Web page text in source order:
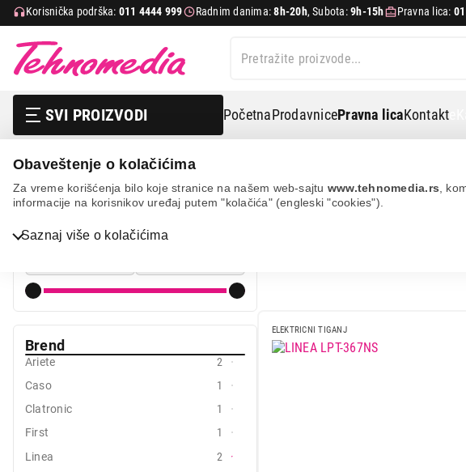
Obaveštenje o kolačićima
Za vreme korišćenja bilo koje stranice na našem web-sajtu www.tehnomedia.rs ,
informacije na korisnikov uređaj putem "kolačića" (engleski "cookies").
Saznaj više o kolačićima
Korisnička podrška: 011 4444 999 Radnim danima:8h-20h, Subota:9h-15h Pravna lica:
SVI PROIZVODI PočetnaProdavnicePravna licaKontakt
Bela tehnika
IT & Gaming
Mobilni telefoni i tableti
Mali kućni aparati
Mali kuhinjski aparati
Grejanje i hlađenje
Mali kuhinjski aparati Aparati za kuvanje i pečenje
Cena od Cena do
Brend
Ariete
2
Caso
1
Clatronic
1
First
1
Linea
2
ELEKTRIČNI
ELEKTRICNI TIGANJ